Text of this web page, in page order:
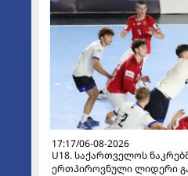
17:17/06-08-2026
U18. საქართველოს
ერთპიროვნული ლიდერი